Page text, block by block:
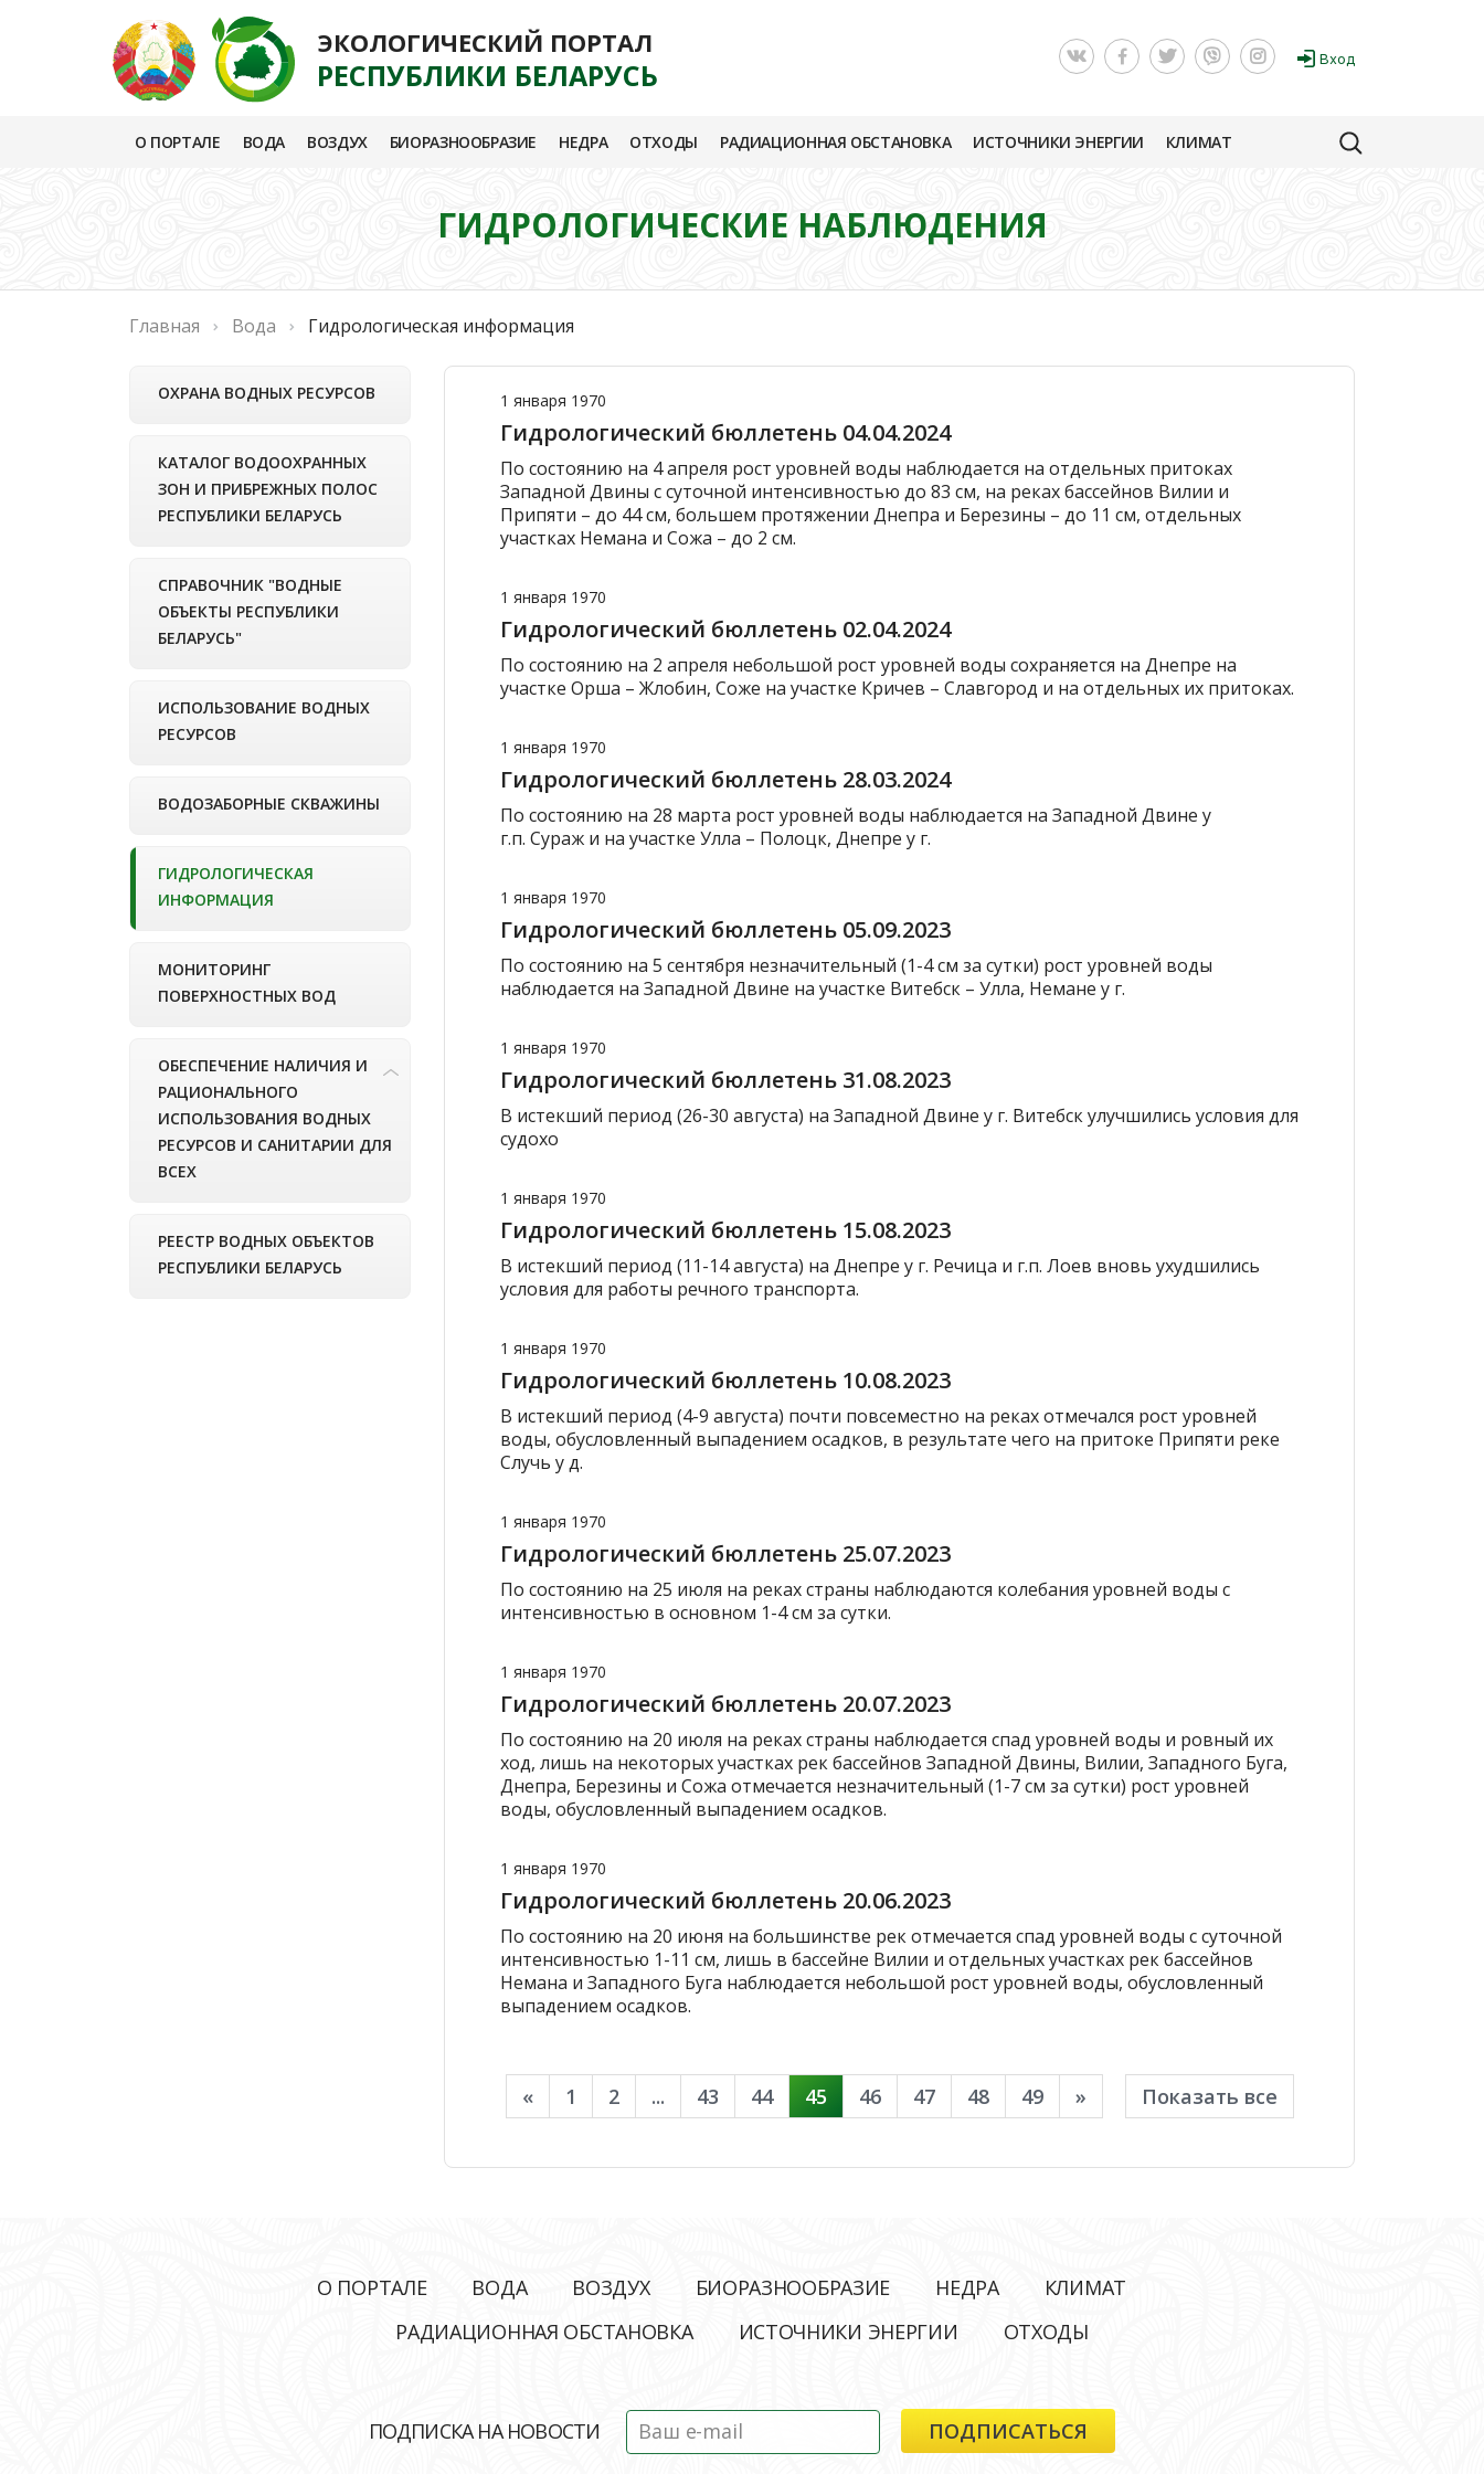
ЭКОЛОГИЧЕСКИЙ ПОРТАЛ
РЕСПУБЛИКИ БЕЛАРУСЬ Вход
О ПОРТАЛЕ ВОДА ВОЗДУХ БИОРАЗНООБРАЗИЕ НЕДРА ОТХОДЫ РАДИАЦИОННАЯ ОБСТАНОВКА ИСТОЧНИКИ ЭНЕРГИИ КЛИМАТ
ГИДРОЛОГИЧЕСКИЕ НАБЛЮДЕНИЯ
Главная Вода Гидрологическая информация
1 января 1970
Гидрологический бюллетень 04.04.2024
По состоянию на 4 апреля рост уровней воды наблюдается на отдельных притоках
Западной Двины с суточной интенсивностью до 83 см, на реках бассейнов Вилии и
Припяти – до 44 см, большем протяжении Днепра и Березины – до 11 см, отдельных
участках Немана и Сожа – до 2 см.
1 января 1970
Гидрологический бюллетень 02.04.2024
По состоянию на 2 апреля небольшой рост уровней воды сохраняется на Днепре на
участке Орша – Жлобин, Соже на участке Кричев – Славгород и на отдельных их притоках.
1 января 1970
Гидрологический бюллетень 28.03.2024
По состоянию на 28 марта рост уровней воды наблюдается на Западной Двине у
г.п. Сураж и на участке Улла – Полоцк, Днепре у г.
1 января 1970
Гидрологический бюллетень 05.09.2023
По состоянию на 5 сентября незначительный (1-4 см за сутки) рост уровней воды
наблюдается на Западной Двине на участке Витебск – Улла, Немане у г.
1 января 1970
Гидрологический бюллетень 31.08.2023
В истекший период (26-30 августа) на Западной Двине у г. Витебск улучшились условия для
судохо
1 января 1970
Гидрологический бюллетень 15.08.2023
В истекший период (11-14 августа) на Днепре у г. Речица и г.п. Лоев вновь ухудшились
условия для работы речного транспорта.
1 января 1970
Гидрологический бюллетень 10.08.2023
В истекший период (4-9 августа) почти повсеместно на реках отмечался рост уровней
воды, обусловленный выпадением осадков, в результате чего на притоке Припяти реке
Случь у д.
1 января 1970
Гидрологический бюллетень 25.07.2023
По состоянию на 25 июля на реках страны наблюдаются колебания уровней воды с
интенсивностью в основном 1-4 см за сутки.
1 января 1970
Гидрологический бюллетень 20.07.2023
По состоянию на 20 июля на реках страны наблюдается спад уровней воды и ровный их
ход, лишь на некоторых участках рек бассейнов Западной Двины, Вилии, Западного Буга,
Днепра, Березины и Сожа отмечается незначительный (1-7 см за сутки) рост уровней
воды, обусловленный выпадением осадков.
1 января 1970
Гидрологический бюллетень 20.06.2023
По состоянию на 20 июня на большинстве рек отмечается спад уровней воды с суточной
интенсивностью 1-11 см, лишь в бассейне Вилии и отдельных участках рек бассейнов
Немана и Западного Буга наблюдается небольшой рост уровней воды, обусловленный
выпадением осадков.
« 1 2 ... 43 44 45 46 47 48 49 » Показать все
ОХРАНА ВОДНЫХ РЕСУРСОВ
КАТАЛОГ ВОДООХРАННЫХ
ЗОН И ПРИБРЕЖНЫХ ПОЛОС
РЕСПУБЛИКИ БЕЛАРУСЬ
СПРАВОЧНИК "ВОДНЫЕ
ОБЪЕКТЫ РЕСПУБЛИКИ
БЕЛАРУСЬ"
ИСПОЛЬЗОВАНИЕ ВОДНЫХ
РЕСУРСОВ
ВОДОЗАБОРНЫЕ СКВАЖИНЫ
ГИДРОЛОГИЧЕСКАЯ
ИНФОРМАЦИЯ
МОНИТОРИНГ
ПОВЕРХНОСТНЫХ ВОД
ОБЕСПЕЧЕНИЕ НАЛИЧИЯ И
РАЦИОНАЛЬНОГО
ИСПОЛЬЗОВАНИЯ ВОДНЫХ
РЕСУРСОВ И САНИТАРИИ ДЛЯ
ВСЕХ
РЕЕСТР ВОДНЫХ ОБЪЕКТОВ
РЕСПУБЛИКИ БЕЛАРУСЬ
О ПОРТАЛЕ ВОДА ВОЗДУХ БИОРАЗНООБРАЗИЕ НЕДРА
КЛИМАТ
РАДИАЦИОННАЯ ОБСТАНОВКА
ИСТОЧНИКИ ЭНЕРГИИ ОТХОДЫ
ПОДПИСКА НА НОВОСТИ